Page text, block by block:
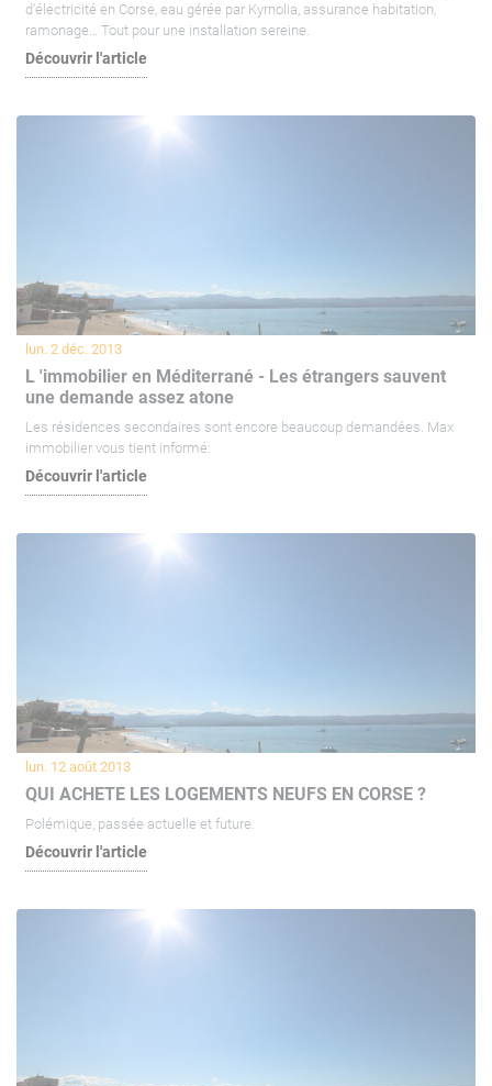
d'électricité en Corse, eau gérée par Kyrnolia, assurance habitation,
ramonage… Tout pour une installation sereine.
Découvrir l'article
lun. 2 déc. 2013
L 'immobilier en Méditerrané - Les étrangers sauvent
une demande assez atone
Les résidences secondaires sont encore beaucoup demandées. Max
immobilier vous tient informé:
Découvrir l'article
lun. 12 août 2013
QUI ACHETE LES LOGEMENTS NEUFS EN CORSE ?
Polémique, passée actuelle et future.
Découvrir l'article